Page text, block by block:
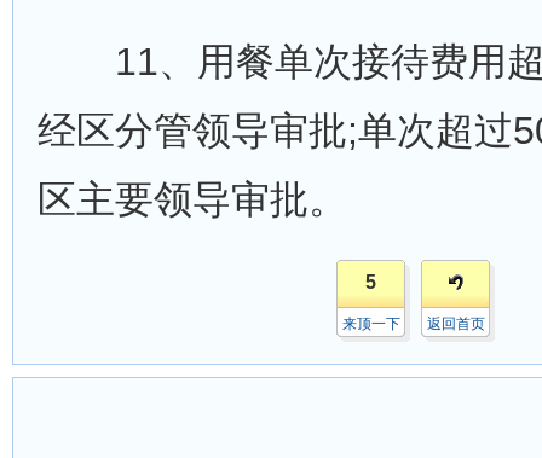
11、用餐单次接待费用超
经区分管领导审批;单次超过
区主要领导审批。
5
来顶一下 返回首页